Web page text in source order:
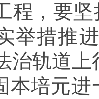
程，要
举措推
治轨道上
本培元